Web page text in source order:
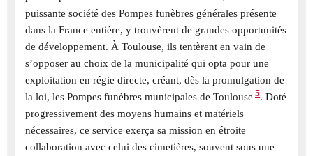
puissante société des Pompes funèbres générales présente
dans la France entière, y trouvèrent de grandes opportunités
de développement. À Toulouse, ils tentèrent en vain de
s’opposer au choix de la municipalité qui opta pour une
exploitation en régie directe, créant, dès la promulgation de
la loi, les Pompes funèbres municipales de Toulouse 5. Doté
progressivement des moyens humains et matériels
nécessaires, ce service exerça sa mission en étroite
collaboration avec celui des cimetières, souvent sous une